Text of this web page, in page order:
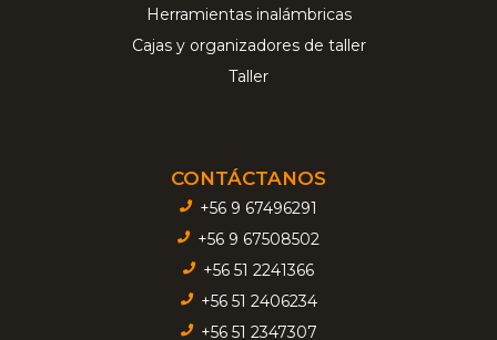
Herramientas inalámbricas
Cajas y organizadores de taller
Taller
CONTÁCTANOS
+56 9 67496291
+56 9 67508502
+56 51 2241366
+56 51 2406234
+56 51 2347307